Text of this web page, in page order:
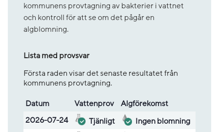
kommunens provtagning av bakterier i vattnet
och kontroll för att se om det pågår en
algblomning.
Lista med provsvar
Första raden visar det senaste resultatet från
kommunens provtagning.
Lista med provsvar
Datum Vatten­prov
Alg­före­komst
2026-07-24
Tjänligt
Ingen blomning